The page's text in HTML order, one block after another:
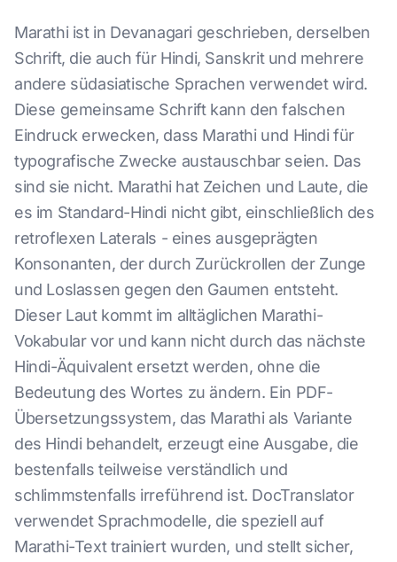
Marathi ist in Devanagari geschrieben, derselben
Schrift, die auch für Hindi, Sanskrit und mehrere
andere südasiatische Sprachen verwendet wird.
Diese gemeinsame Schrift kann den falschen
Eindruck erwecken, dass Marathi und Hindi für
typografische Zwecke austauschbar seien. Das
sind sie nicht. Marathi hat Zeichen und Laute, die
es im Standard-Hindi nicht gibt, einschließlich des
retroflexen Laterals - eines ausgeprägten
Konsonanten, der durch Zurückrollen der Zunge
und Loslassen gegen den Gaumen entsteht.
Dieser Laut kommt im alltäglichen Marathi-
Vokabular vor und kann nicht durch das nächste
Hindi-Äquivalent ersetzt werden, ohne die
Bedeutung des Wortes zu ändern. Ein PDF-
Übersetzungssystem, das Marathi als Variante
des Hindi behandelt, erzeugt eine Ausgabe, die
bestenfalls teilweise verständlich und
schlimmstenfalls irreführend ist. DocTranslator
verwendet Sprachmodelle, die speziell auf
Marathi-Text trainiert wurden, und stellt sicher,